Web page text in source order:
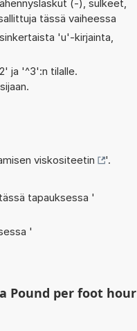
(-), sulkeet,
tässä vaiheessa
'u'-kirjainta,
ja '^3':n tilalle.
viskositeetin
'.
tapauksessa '
'
Pound per foot hour